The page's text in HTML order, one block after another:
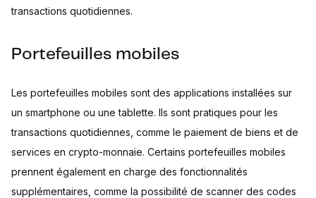
transactions quotidiennes.
Portefeuilles mobiles
Les portefeuilles mobiles sont des applications installées sur
un smartphone ou une tablette. Ils sont pratiques pour les
transactions quotidiennes, comme le paiement de biens et de
services en crypto-monnaie. Certains portefeuilles mobiles
prennent également en charge des fonctionnalités
supplémentaires, comme la possibilité de scanner des codes